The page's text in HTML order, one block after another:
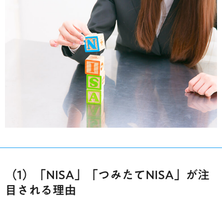
（1）「NISA」「つみたてNISA」が注
目される理由